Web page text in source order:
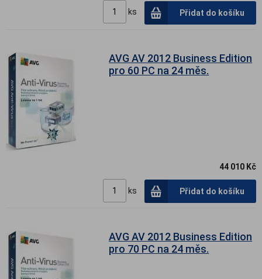
ks Přidat do košíku
AVG AV 2012 Business Edition
pro 60 PC na 24 měs.
44 010 Kč
ks Přidat do košíku
AVG AV 2012 Business Edition
pro 70 PC na 24 měs.